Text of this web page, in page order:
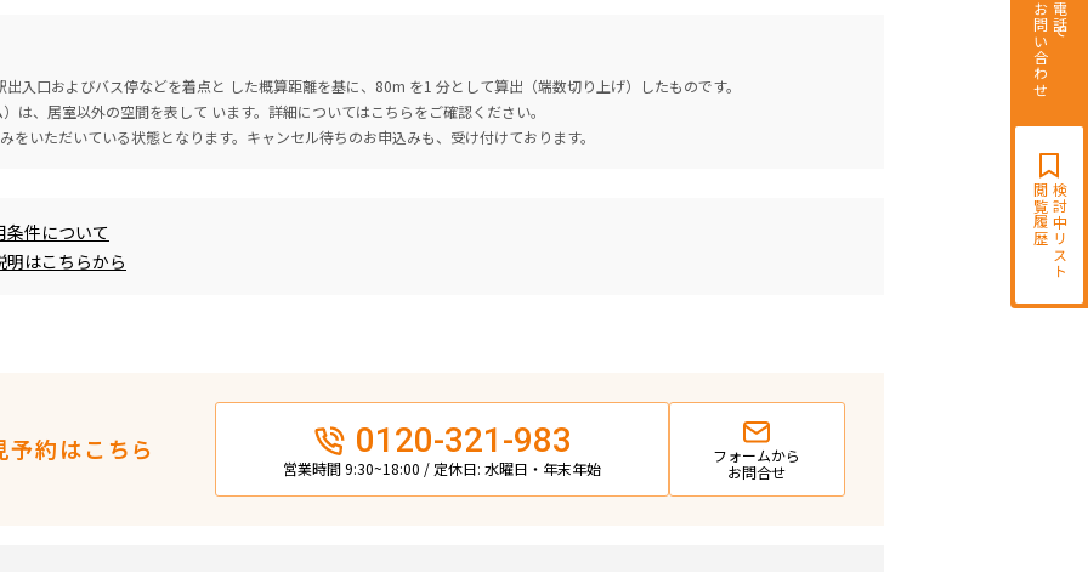
電話で
お問い合わせ
検討中リスト
閲覧履歴
入口およびバス停などを着点と した概算距離を基に、80m を1 分として算出（端数切り上げ）したものです。
は、居室以外の空間を表して います。詳細についてはこちらをご確認ください。
をいただいている状態となります。キャンセル待ちのお申込みも、受け付けております。
件について
はこちらから
約はこちら 0120-321-983
営業時間 9:30~18:00 / 定休日: 水曜日・年末年始
フォームから
お問合せ